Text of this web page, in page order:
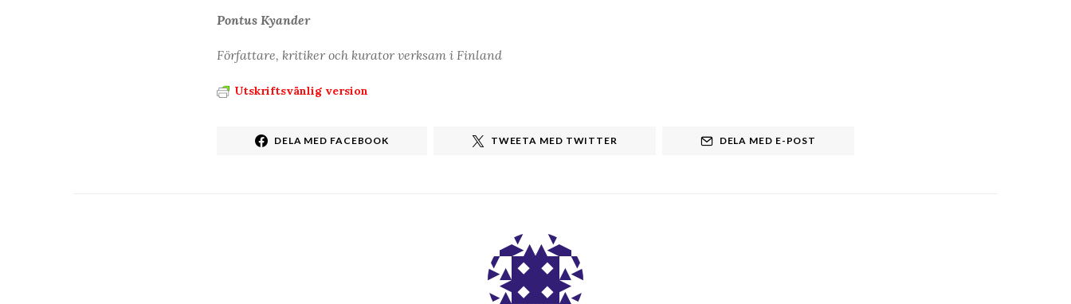
Pontus Kyander
Författare, kritiker och kurator verksam i Finland
Utskriftsvänlig version
DELA MED FACEBOOK TWEETA MED TWITTER DELA MED E-POST